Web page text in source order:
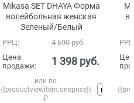
Mikasa SET DHAYA Форма
волейбольная женская
Зеленый/Белый
РРЦ: 4 690 руб.
Цена
продажи:
1 398 руб.
или по
{{productviewitem.oneprice}}
₽